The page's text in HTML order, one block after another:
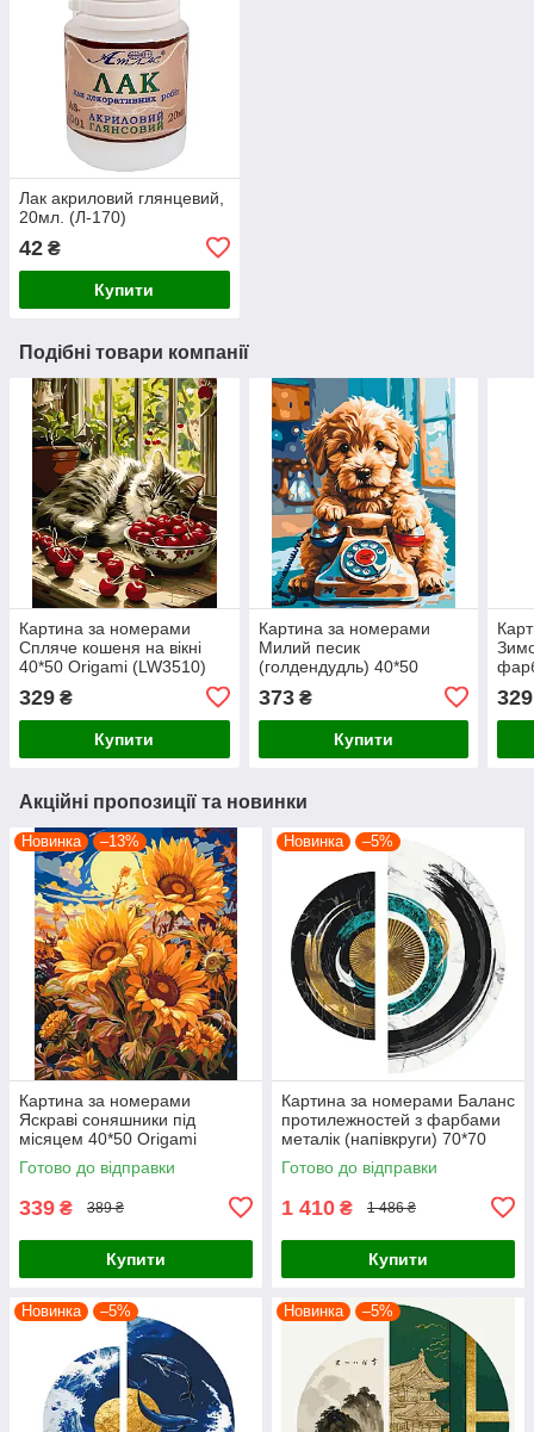
Лак акриловий глянцевий,
20мл. (Л-170)
42 ₴
Купити
Подібні товари компанії
Картина за номерами
Спляче кошеня на вікні
40*50 Origami (LW3510)
329 ₴
Купити
Картина за номерами
Милий песик
(голдендудль) 40*50
373₴
Купити
329
Акційні пропозиції та новинки
Новинка –13%
Картина за номерами
Яскраві соняшники під
місяцем 40*50 Origami
(LW04070)
Готово до відправки
339 ₴ 389 ₴
Купити
Новинка –5%
Картина за номерами Баланс
протилежностей з фарбами
металік (напівкруги) 70*70
Origami (OSR1001)
Готово до відправки
1 410 ₴ 1 486 ₴
Купити
Новинка –5% Новинка –5%